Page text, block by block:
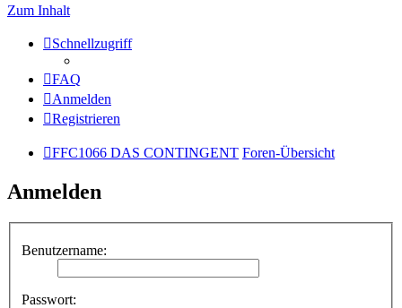
Zum Inhalt
Schnellzugriff
FAQ
Anmelden
Registrieren
FFC1066 DAS CONTINGENT Foren-Übersicht
Anmelden
Benutzername:
Passwort: